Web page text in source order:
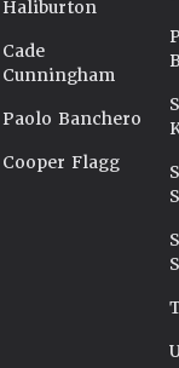
Haliburton
Cade
Cunningham
Paolo Banchero
Cooper Flagg